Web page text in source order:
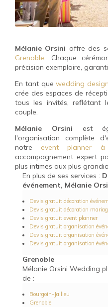
Mélanie Orsini offre des
Grenoble. Chaque
précision exemplaire,
En tant quewedding
crée des espaces de
tous les invités, reflétant
couple.
Mélanie Orsini est
l'organisation complète
notre event planner à
accompagnement expert
plus intimes aux plus
En plus de ses services :
événement, Mélanie
Devis gratuit décoration
Devis gratuit décoration
Devis gratuit event planner
Devis gratuit organisation
Devis gratuit organisation
Devis gratuit organisation
Grenoble
Mélanie Orsini Wedding
de :
Bourgoin-Jallieu
Grenoble